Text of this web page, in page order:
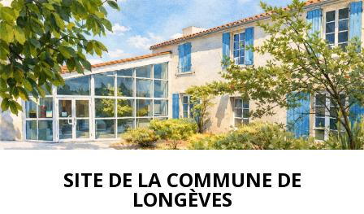
SITE DE LA COMMUNE DE
LONGÈVES